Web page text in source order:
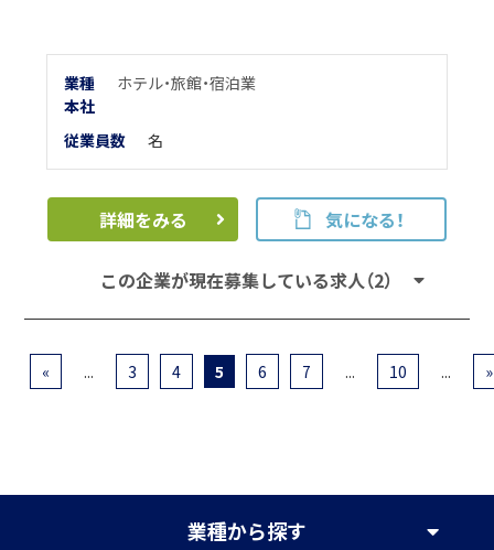
業種
ホテル・旅館・宿泊業
本社
従業員数
名
詳細をみる 気になる！
この企業が現在募集している求人（2）
« ... 3 4 5 6 7 ... 10 ... »
業種から探す